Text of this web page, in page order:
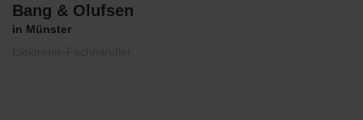
Bang & Olufsen
in Münster